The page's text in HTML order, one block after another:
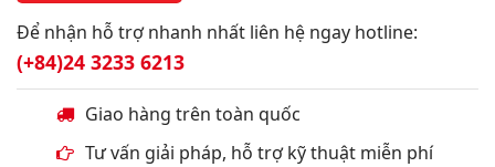
Để nhận hỗ trợ nhanh nhất liên hệ ngay hotline:
(+84)24 3233 6213
Giao hàng trên toàn quốc
Tư vấn giải pháp, hỗ trợ kỹ thuật miễn phí